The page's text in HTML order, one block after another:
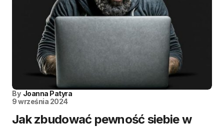
By Joanna Patyra
9 września 2024
Jak zbudować pewność siebie w